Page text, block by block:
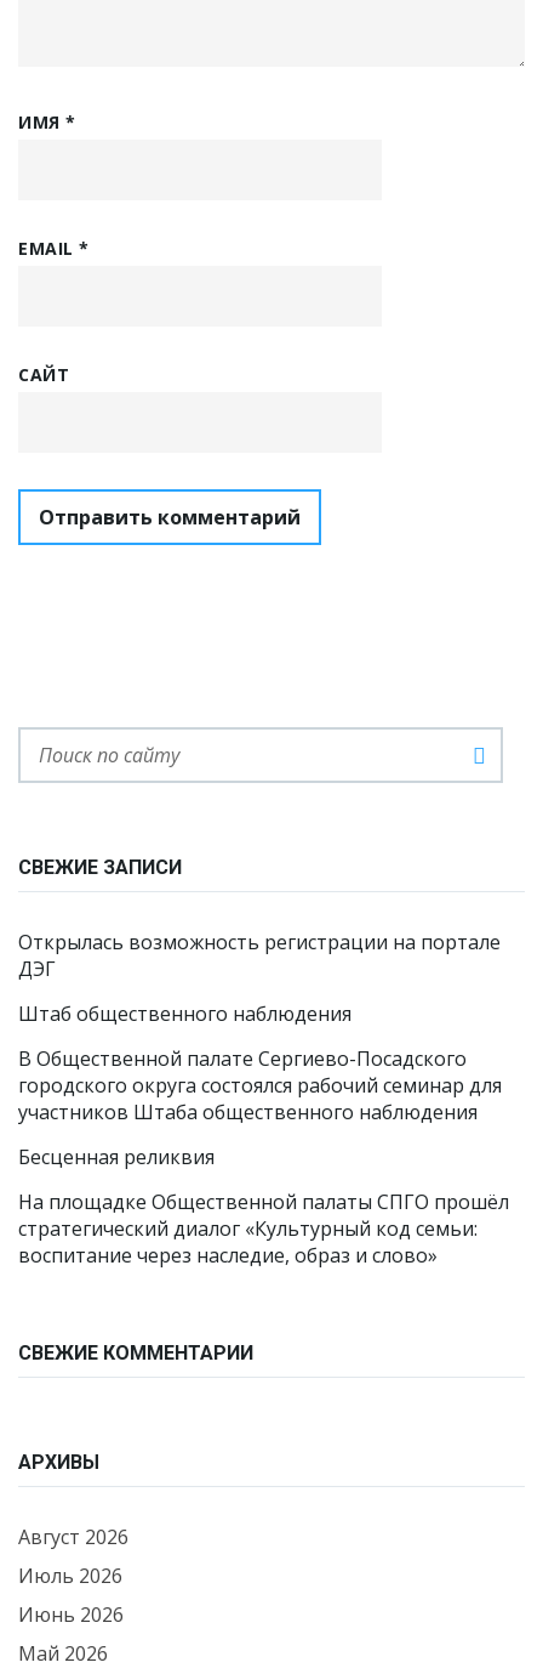
ИМЯ*
EMAIL*
САЙТ
СВЕЖИЕ ЗАПИСИ
Открылась возможность регистрации на портале
ДЭГ
Штаб общественного наблюдения
В Общественной палате Сергиево-Посадского
городского округа состоялся рабочий семинар для
участников Штаба общественного наблюдения
Бесценная реликвия
На площадке Общественной палаты СПГО прошёл
стратегический диалог «Культурный код семьи:
воспитание через наследие, образ и слово»
СВЕЖИЕ КОММЕНТАРИИ
АРХИВЫ
Август 2026
Июль 2026
Июнь 2026
Май 2026